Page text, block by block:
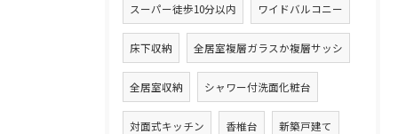
スーパー徒歩10分以内 ワイドバルコニー
床下収納 全居室複層ガラスか複層サッシ
全居室収納 シャワー付洗面化粧台
対面式キッチン 香椎台 新築戸建て